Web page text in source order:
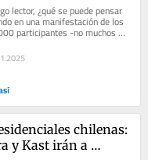
lector, ¿qué se puede pensar
en una manifestación de los
participantes -no muchos
unos mil ¡1 000!, no menos
chilenas:
y Kast irán a